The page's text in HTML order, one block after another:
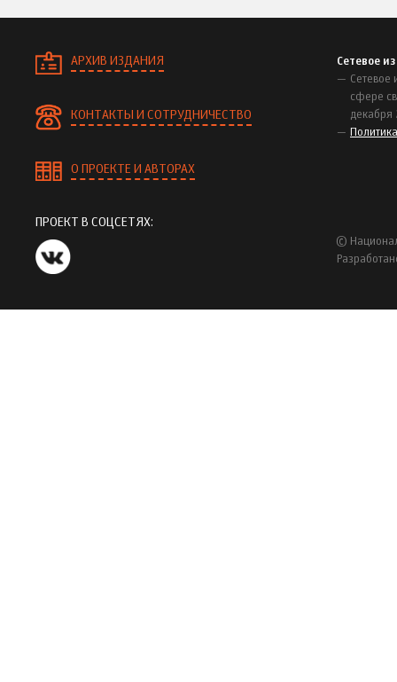
АРХИВ ИЗДАНИЯ
КОНТАКТЫ И СОТРУДНИЧЕСТВО
О ПРОЕКТЕ И АВТОРАХ
Сетевое
Сетевое
сфере
декабря
ПРОЕКТ В СОЦСЕТЯХ:
©